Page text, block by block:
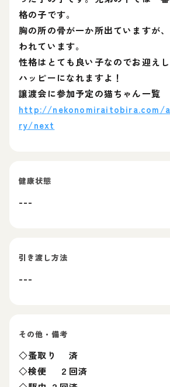
格の子です。
胸の所の骨が一か所出ていますが
われています。
性格はとても良い子なのでお迎え
ハッピーになれますよ！
譲渡会に参加予定の猫ちゃん一覧
http://nekonomiraitobira.com/
ry/next
健康状態
---
引き渡し方法
---
その他・備考
◇蚤取り 済
◇検便 ２回済